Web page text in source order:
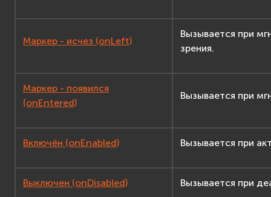
Маркер - исчез (onLeft)
Вызывается при
зрения.
Маркер - появился
(onEntered)
Вызывается при
Включён (onEnabled) Вызывается при
Выключен (onDisabled) Вызывается при